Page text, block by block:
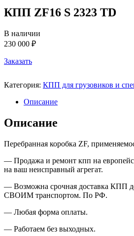
КПП ZF16 S 2323 TD
В наличии
230 000 ₽
Заказать
Категория: КПП для грузовиков и
Описание
Описание
Перебранная коробка ZF,
— Продажа и ремонт кпп на
на ваш неисправный агрегат.
— Возможна срочная доставка КПП
СВОИМ транспортом. По РФ.
— Любая форма оплаты.
— Работаем без выходных.